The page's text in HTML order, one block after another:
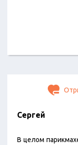
Сергей
В целом